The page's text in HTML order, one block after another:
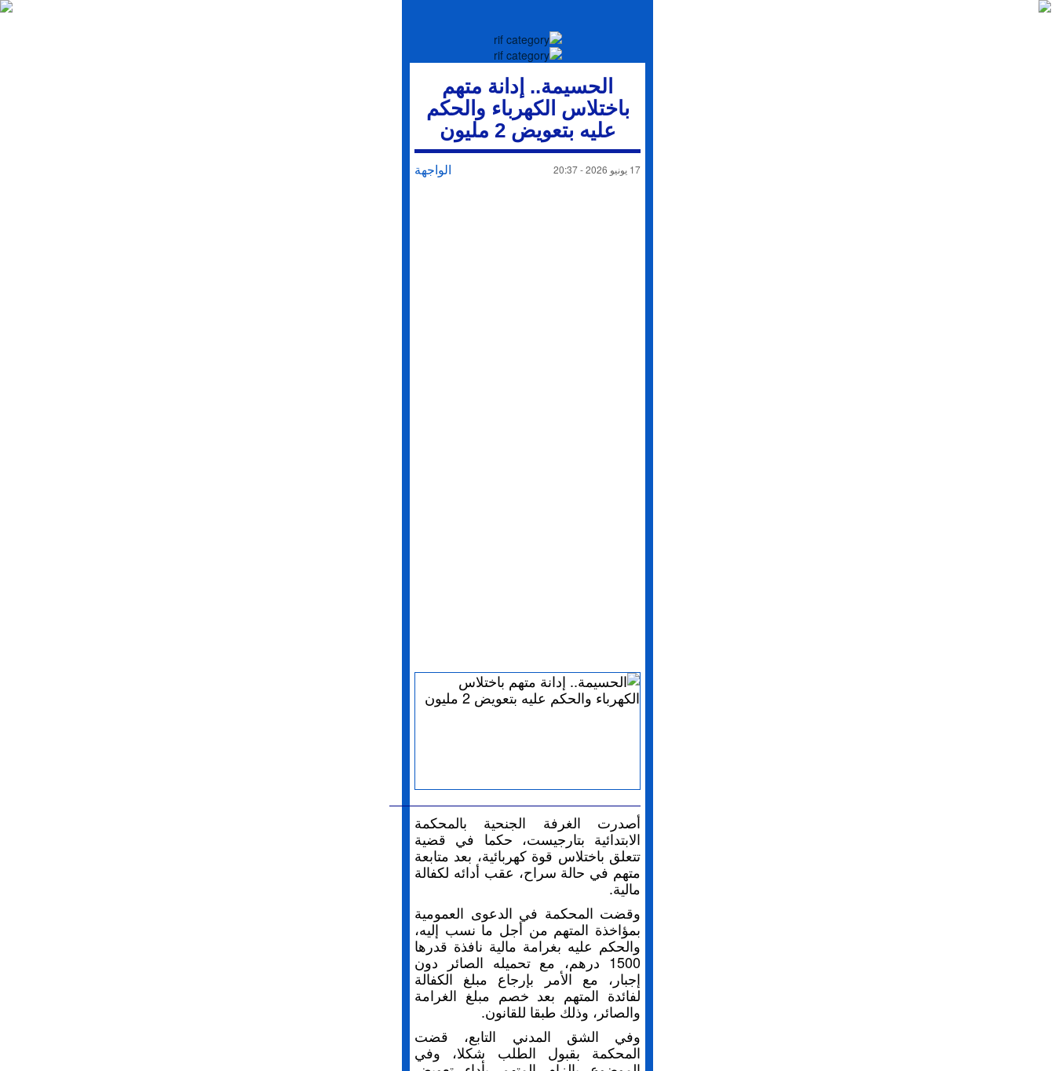
الحسيمة.. إدانة متهم
باختلاس الكهرباء والحكم
عليه بتعويض 2 مليون
الواجهة 17 يونيو 2026 - 20:37
أصدرت الغرفة الجنحية بالمحكمة
الابتدائية بتارجيست، حكما في قضية
تتعلق باختلاس قوة كهربائية، بعد متابعة
متهم في حالة سراح، عقب أدائه لكفالة
مالية.
وقضت المحكمة في الدعوى العمومية
بمؤاخذة المتهم من أجل ما نسب إليه،
والحكم عليه بغرامة مالية نافذة قدرها
1500 درهم، مع تحميله الصائر دون
إجبار، مع الأمر بإرجاع مبلغ الكفالة
لفائدة المتهم بعد خصم مبلغ الغرامة
والصائر، وذلك طبقا للقانون.
وفي الشق المدني التابع، قضت
المحكمة بقبول الطلب شكلا، وفي